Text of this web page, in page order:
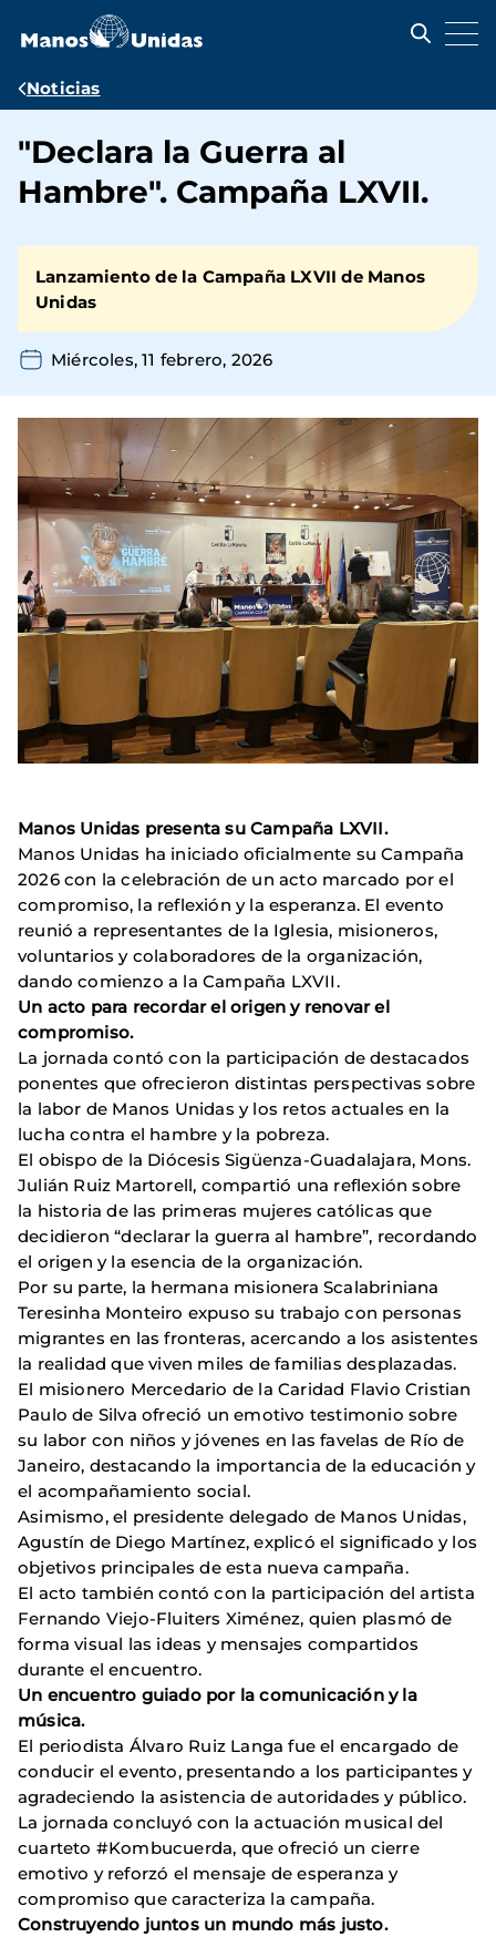
contenido
Ruta
navegación
Noticias
"Declara la Guerra al
Hambre". Campaña LXVII.
Lanzamiento de la Campaña LXVII de Manos
Unidas
Miércoles, 11 febrero, 2026
Manos Unidas presenta su Campaña LXVII.
Manos Unidas ha iniciado oficialmente su Campaña
2026 con la celebración de un acto marcado por el
compromiso, la reflexión y la esperanza. El evento
reunió a representantes de la Iglesia, misioneros,
voluntarios y colaboradores de la organización,
dando comienzo a la Campaña LXVII.
Un acto para recordar el origen y renovar el
compromiso.
La jornada contó con la participación de destacados
ponentes que ofrecieron distintas perspectivas sobre
la labor de Manos Unidas y los retos actuales en la
lucha contra el hambre y la pobreza.
El obispo de la Diócesis Sigüenza-Guadalajara, Mons.
Julián Ruiz Martorell, compartió una reflexión sobre
la historia de las primeras mujeres católicas que
decidieron “declarar la guerra al hambre”, recordando
el origen y la esencia de la organización.
Por su parte, la hermana misionera Scalabriniana
Teresinha Monteiro expuso su trabajo con personas
migrantes en las fronteras, acercando a los asistentes
la realidad que viven miles de familias desplazadas.
El misionero Mercedario de la Caridad Flavio Cristian
Paulo de Silva ofreció un emotivo testimonio sobre
su labor con niños y jóvenes en las favelas de Río de
Janeiro, destacando la importancia de la educación y
el acompañamiento social.
Asimismo, el presidente delegado de Manos Unidas,
Agustín de Diego Martínez, explicó el significado y los
objetivos principales de esta nueva campaña.
El acto también contó con la participación del artista
Fernando Viejo-Fluiters Ximénez, quien plasmó de
forma visual las ideas y mensajes compartidos
durante el encuentro.
Un encuentro guiado por la comunicación y la
música.
El periodista Álvaro Ruiz Langa fue el encargado de
conducir el evento, presentando a los participantes y
agradeciendo la asistencia de autoridades y público.
La jornada concluyó con la actuación musical del
cuarteto #Kombucuerda, que ofreció un cierre
emotivo y reforzó el mensaje de esperanza y
compromiso que caracteriza la campaña.
Construyendo juntos un mundo más justo.